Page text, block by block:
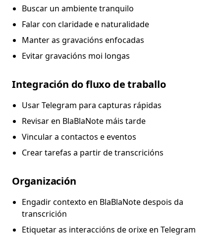
Buscar un ambiente tranquilo
Falar con claridade e naturalidade
Manter as gravacións enfocadas
Evitar gravacións moi longas
Integración do fluxo de traballo
Usar Telegram para capturas rápidas
Revisar en BlaBlaNote máis tarde
Vincular a contactos e eventos
Crear tarefas a partir de transcricións
Organización
Engadir contexto en BlaBlaNote despois da
transcrición
Etiquetar as interaccións de orixe en Telegram